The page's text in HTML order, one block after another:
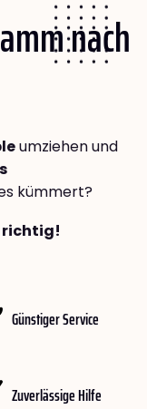
nach
umziehen und
kümmert?
richtig!
Günstiger Service
Zuverlässige Hilfe